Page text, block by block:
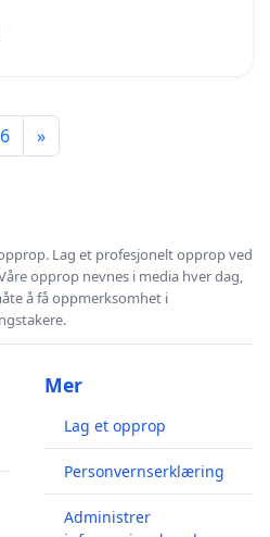
6 »
Lag et profesjonelt opprop ved
opprop nevnes i media hver dag,
å få oppmerksomhet i
Mer
Lag et opprop
Personvernserklæring
Administrer